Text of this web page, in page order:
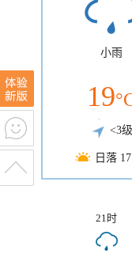
小雨
19
<3级
日落
21时